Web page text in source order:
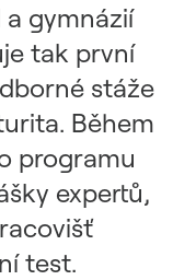
gymnázií
tak první
stáže
Během
programu
expertů,
test.